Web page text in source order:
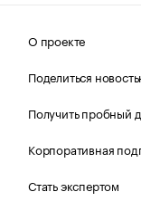
О проекте
Поделиться
Получить пробный
Корпоративная
Стать экспертом